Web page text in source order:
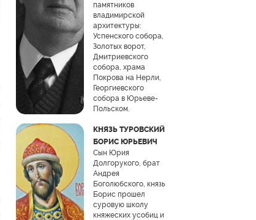
памятников
владимирской
архитектуры:
Успенского собора,
Золотых ворот,
Дмитриевского
собора, храма
Покрова на Нерли,
Георгиевского
собора в Юрьеве-
Польском.
КНЯЗЬ ТУРОВСКИЙ
БОРИС ЮРЬЕВИЧ
Сын Юрия
Долгорукого, брат
Андрея
Боголюбского, князь
Борис прошел
суровую школу
княжеских усобиц и